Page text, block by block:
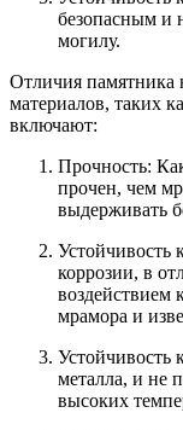
безопасным и
могилу.
Отличия памятника
материалов, таких
включают:
Прочность:
прочен, чем
выдерживать
Устойчивость
коррозии, в
воздействием
мрамора и
Устойчивость
металла, и не
высоких